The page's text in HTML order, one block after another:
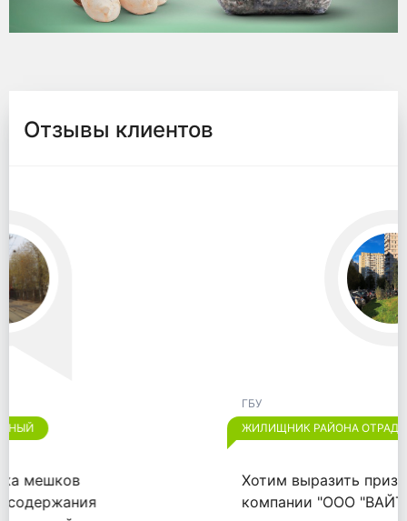
Отзывы клиентов
ЖИЛИЩНИК РАЙОНА ОТРАДНОЕ
Хотим выразить признательность
компании "ООО "ВАЙТПАК"" за